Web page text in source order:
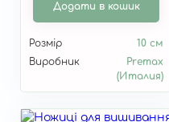
Додати в кошик
Розмір
10 см
Виробник
Premax
(Италия)